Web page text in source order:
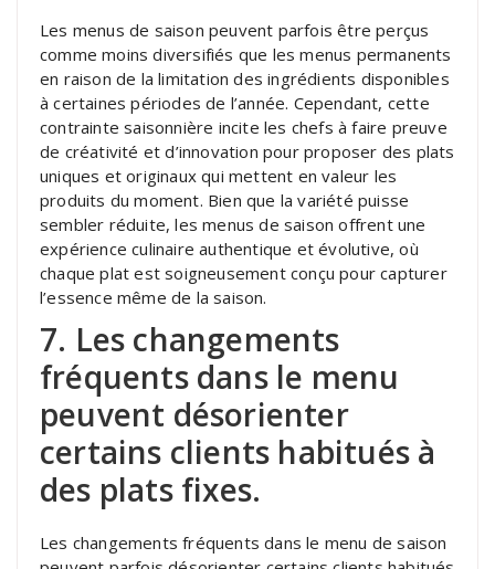
Les menus de saison peuvent parfois être perçus
comme moins diversifiés que les menus permanents
en raison de la limitation des ingrédients disponibles
à certaines périodes de l’année. Cependant, cette
contrainte saisonnière incite les chefs à faire preuve
de créativité et d’innovation pour proposer des plats
uniques et originaux qui mettent en valeur les
produits du moment. Bien que la variété puisse
sembler réduite, les menus de saison offrent une
expérience culinaire authentique et évolutive, où
chaque plat est soigneusement conçu pour capturer
l’essence même de la saison.
7. Les changements
fréquents dans le menu
peuvent désorienter
certains clients habitués à
des plats fixes.
Les changements fréquents dans le menu de saison